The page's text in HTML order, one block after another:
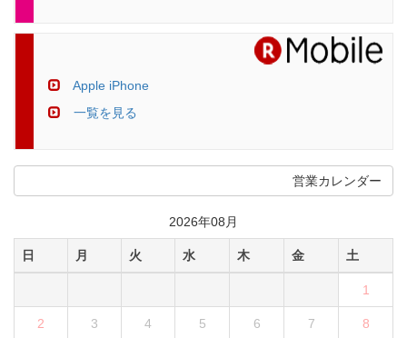
Apple iPhone
一覧を見る
営業カレンダー
2026年08月
日 月 火 水 木 金 土
1
2 3 4 5 6 7 8